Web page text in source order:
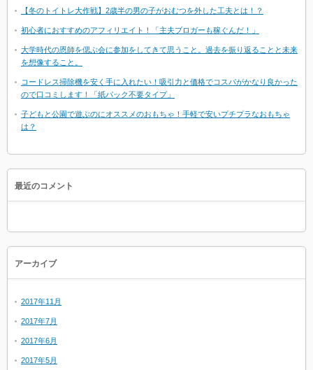
【冬のトイトレ大作戦】2歳半の男の子がおむつを外した工夫とは！？
初心者におすすめのアフィリエイト！「主夫ブロガーも稼ぐんだ！」
大学時代の恩師を偲ぶ会に参加をしてきて思うこと。過去を振り返ることと未来
を想像すること。
コードレス掃除機を安く手に入れたい！吸引力と価格でコスパがかなり良かった
ので口コミします！「紙パック不要タイプ」
子どもと公園で遊ぶのにオススメのおもちゃ！手軽で安いプチプラなおもちゃ
は？
最近のコメント
アーカイブ
2017年11月
2017年7月
2017年6月
2017年5月